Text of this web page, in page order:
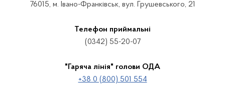
76015, м. Івано-Франківськ, вул. Грушевського, 21
Телефон приймальні
(0342) 55-20-07
"Гаряча лінія" голови ОДА
+38 0 (800) 501 554